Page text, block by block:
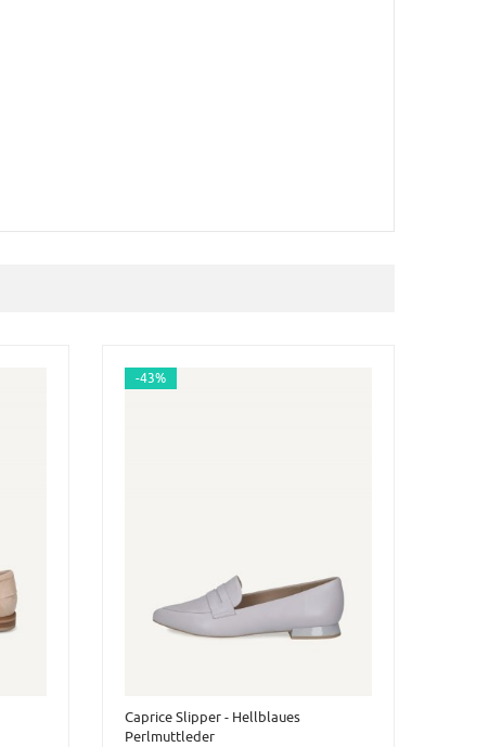
Caprice Slipper - Hellblaues
Perlmuttleder
-43%